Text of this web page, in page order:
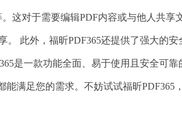
。这对于需要编辑PDF内容或与他人共享
。 此外，福昕PDF365还提供了强大的安
是一款功能全面、易于使用且安全可靠
能满足您的需求。不妨试试福昕PDF365